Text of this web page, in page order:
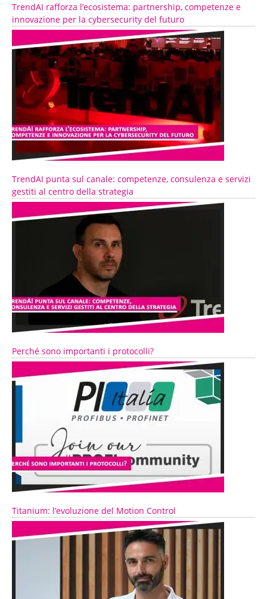
TrendAI rafforza l’ecosistema: partnership, competenze e
innovazione per la cybersecurity del futuro
TrendAI punta sul canale: competenze, consulenza e servizi
gestiti al centro della strategia
Perché sono importanti i protocolli?
Titanium: l’evoluzione del Motion Control